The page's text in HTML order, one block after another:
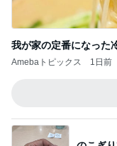
我が家の定番になった
Amebaトピックス 1日前